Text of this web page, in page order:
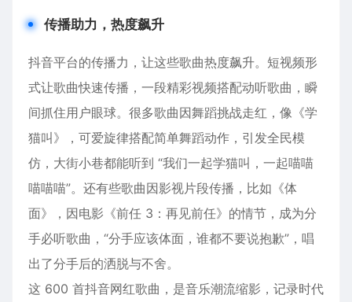
传播助力，热度飙升
抖音平台的传播力，让这些歌曲热度飙升。短视频形
式让歌曲快速传播，一段精彩视频搭配动听歌曲，瞬
间抓住用户眼球。很多歌曲因舞蹈挑战走红，像《学
猫叫》，可爱旋律搭配简单舞蹈动作，引发全民模
仿，大街小巷都能听到 “我们一起学猫叫，一起喵喵
喵喵喵”。还有些歌曲因影视片段传播，比如《体
面》，因电影《前任 3：再见前任》的情节，成为分
手必听歌曲，“分手应该体面，谁都不要说抱歉”，唱
出了分手后的洒脱与不舍。
这 600 首抖音网红歌曲，是音乐潮流缩影，记录时代